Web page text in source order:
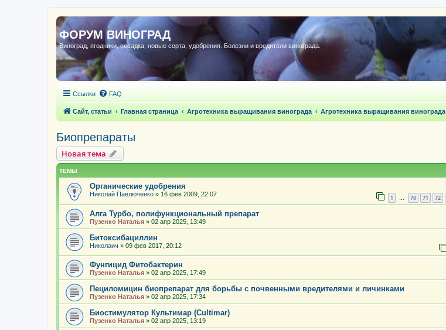
ФОРУМ ВИНОГРАД
Виноград, ягодники, посадка, новые сорта, удобрения. Болезни и вредители винограда.
Ссылки FAQ
Сайт, статьи Главная страница Агротехника выращивания винограда Агротехника выращивания винограда
Биопрепараты
Новая тема
ТЕМЫ
Органические удобрения
Николай Павлюченко » 16 фев 2009, 22:07 1 … 70 71 72
Алга Турбо, полифункциональный препарат
Пузенко Наталья » 02 апр 2025, 13:49
Битоксибациллин
Николаич » 09 фев 2017, 20:12
Фунгицид Фитобактерин
Пузенко Наталья » 02 апр 2025, 17:49
Пециломицин биопрепарат для борьбы с почвенными вредителями и личинками
Пузенко Наталья » 02 апр 2025, 17:34
Биостимулятор Культимар (Cultimar)
Пузенко Наталья » 02 апр 2025, 13:19